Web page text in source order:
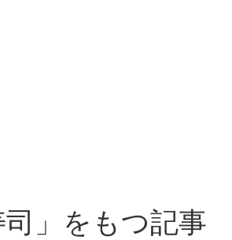
司」をもつ記事